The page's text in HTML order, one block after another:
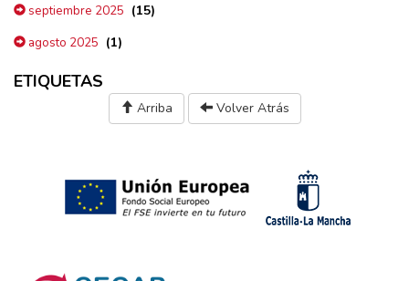
septiembre 2025 (15)
agosto 2025 (1)
ETIQUETAS
Arriba Volver Atrás